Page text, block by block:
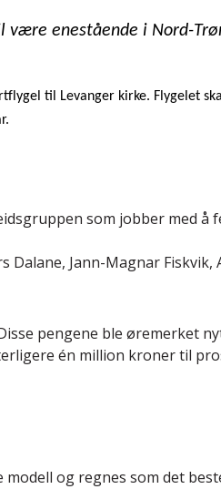
være enestående i Nord-
til Levanger kirke. Flygelet
som jobber med å
Jann-Magnar Fiskvik,
pengene ble øremerket
én million kroner til
og regnes som det